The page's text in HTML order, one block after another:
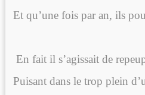
Et qu’une fois par an, ils
En fait il s’agissait de
Puisant dans le trop plein